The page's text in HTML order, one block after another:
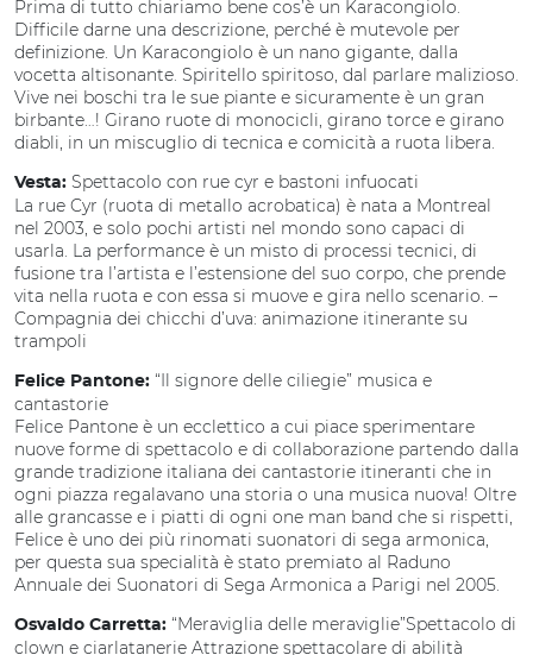
Prima di tutto chiariamo bene cos’è un Karacongiolo.
Difficile darne una descrizione, perché è mutevole per
definizione. Un Karacongiolo è un nano gigante, dalla
vocetta altisonante. Spiritello spiritoso, dal parlare malizioso.
Vive nei boschi tra le sue piante e sicuramente è un gran
birbante…! Girano ruote di monocicli, girano torce e girano
diabli, in un miscuglio di tecnica e comicità a ruota libera.
Vesta: Spettacolo con rue cyr e bastoni infuocati
La rue Cyr (ruota di metallo acrobatica) è nata a Montreal
nel 2003, e solo pochi artisti nel mondo sono capaci di
usarla. La performance è un misto di processi tecnici, di
fusione tra l’artista e l’estensione del suo corpo, che prende
vita nella ruota e con essa si muove e gira nello scenario. –
Compagnia dei chicchi d’uva: animazione itinerante su
trampoli
Felice Pantone: “Il signore delle ciliegie” musica e
cantastorie
Felice Pantone è un ecclettico a cui piace sperimentare
nuove forme di spettacolo e di collaborazione partendo dalla
grande tradizione italiana dei cantastorie itineranti che in
ogni piazza regalavano una storia o una musica nuova! Oltre
alle grancasse e i piatti di ogni one man band che si rispetti,
Felice è uno dei più rinomati suonatori di sega armonica,
per questa sua specialità è stato premiato al Raduno
Annuale dei Suonatori di Sega Armonica a Parigi nel 2005.
Osvaldo Carretta: “Meraviglia delle meraviglie”Spettacolo di
clown e ciarlatanerie Attrazione spettacolare di abilità